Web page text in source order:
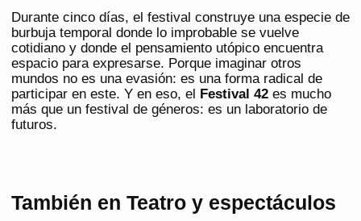
Durante cinco días, el festival construye una especie de
burbuja temporal donde lo improbable se vuelve
cotidiano y donde el pensamiento utópico encuentra
espacio para expresarse. Porque imaginar otros
mundos no es una evasión: es una forma radical de
participar en este. Y en eso, el
Festival 42 es mucho
más que un festival de géneros: es un laboratorio de
futuros.
También en Teatro y espectáculos